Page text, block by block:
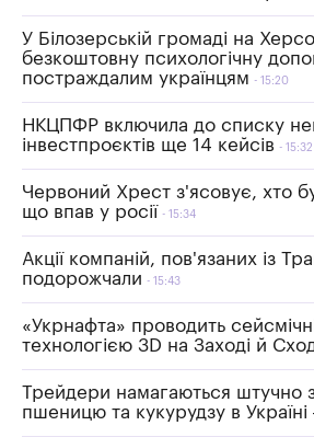
У Білозерській громаді на
безкоштовну психологічну
постраждалим українцям
15:20
НКЦПФР включила до списку
інвестпроєктів ще 14 кейсів
15:32
Червоний Хрест з'ясовує, хто
що впав у росії
15:34
Акції компаній, пов'язаних із
подорожчали
15:43
«Укрнафта» проводить
технологією 3D на Заході й
Трейдери намагаються штучно
пшеницю та кукурудзу в